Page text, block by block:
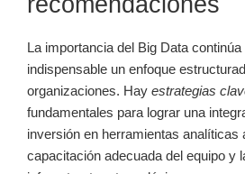
La importancia del Big Data
indispensable un enfoque
organizaciones. Hay estrategias
fundamentales para lograr una
inversión en herramientas analíticas
capacitación adecuada del equipo y